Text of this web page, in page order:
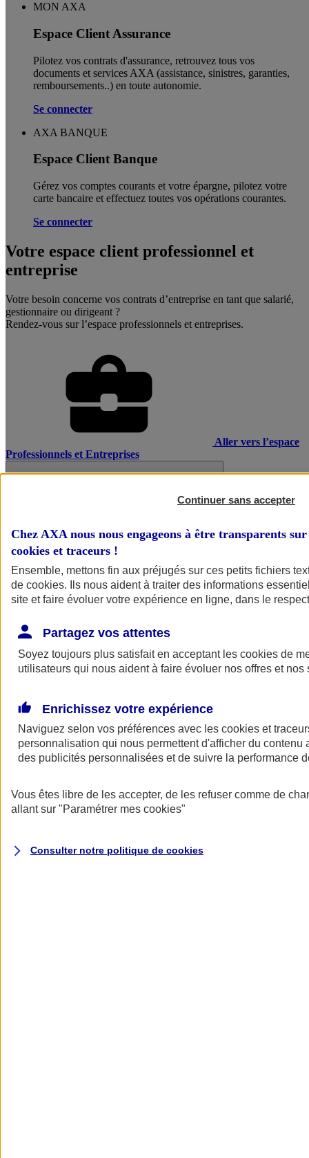
MON AXA
Espace Client Assurance
Pilotez vos contrats d'assurance, retrouvez tous vos
documents et services AXA (assistance, sinistres, garanties,
remboursements..) en toute autonomie. ​
Se connecter
AXA BANQUE
Espace Client Banque
Gérez vos comptes courants et votre épargne, pilotez votre
carte bancaire et effectuez toutes vos opérations courantes.
Se connecter
Votre espace client professionnel et
entreprise
Votre besoin concerne vos contrats d’entreprise en tant que salarié,
gestionnaire ou dirigeant ?
Rendez-vous sur l’espace professionnels et entreprises.
Aller vers l’espace
Professionnels et Entreprises
AXA Assurance
Continuer sans accepter
Chez AXA nous nous engageons à être transparents
cookies et traceurs !
Ensemble, mettons fin aux préjugés sur ces petits fichiers
de cookies. Ils nous aident à traiter des informations
site et faire évoluer votre expérience en ligne, dans le
Partagez vos attentes
Soyez toujours plus satisfait en acceptant les cookies de
utilisateurs qui nous aident à faire évoluer nos offres et nos
Enrichissez votre expérience
Naviguez selon vos préférences avec les cookies et
personnalisation qui nous permettent d'afficher du contenu
des publicités personnalisées et de suivre la performance
Vous êtes libre de les accepter, de les refuser comme de
allant sur "Paramétrer mes cookies"
Consulter notre politique de cookies